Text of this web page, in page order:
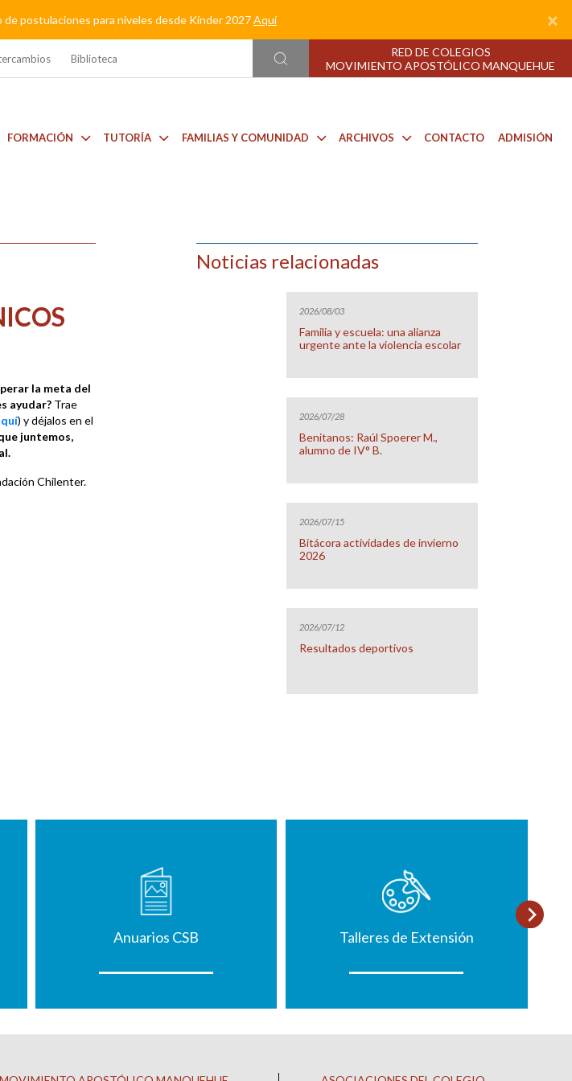
postulaciones para niveles desde Kínder 2027Aquí ×
Biblioteca
RED DE COLEGIOS
MOVIMIENTO APOSTÓLICO MANQUEHUE
FORMACIÓN TUTORÍA FAMILIAS Y COMUNIDAD ARCHIVOS CONTACTO ADMISIÓN
la meta del
ayudar? Trae
) y déjalos en el
juntemos,
Chilenter.
Noticias relacionadas
2026/08/03
Familia y escuela: una alianza
urgente ante la violencia escolar
2026/07/28
Benitanos: Raúl Spoerer M.,
alumno de IV° B.
2026/07/15
Bitácora actividades de invierno
2026
2026/07/12
Resultados deportivos
Anuarios CSB Talleres de Extensión